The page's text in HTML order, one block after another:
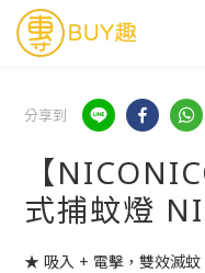
分享到
【
式捕蚊燈
★ 吸入 + 電擊，雙效滅蚊